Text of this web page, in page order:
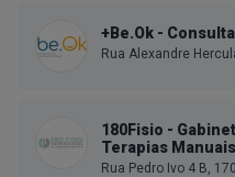
+Be.Ok -
Rua Alexandre
180Fisio -
Terapias Manuais
Rua Pedro Ivo 4 B,